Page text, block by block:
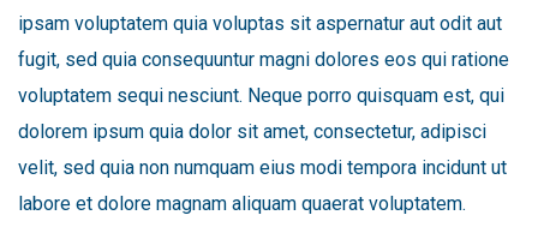
ipsam voluptatem quia voluptas sit aspernatur aut odit aut
fugit, sed quia consequuntur magni dolores eos qui ratione
voluptatem sequi nesciunt. Neque porro quisquam est, qui
dolorem ipsum quia dolor sit amet, consectetur, adipisci
velit, sed quia non numquam eius modi tempora incidunt ut
labore et dolore magnam aliquam quaerat voluptatem.